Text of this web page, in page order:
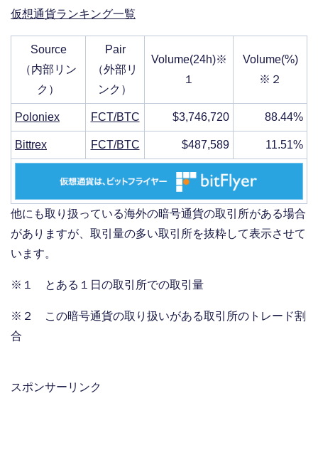
仮想通貨ランキング一覧
Source
（内部リン
ク）
Pair
（外部リ
ンク）
Volume(24h)※
１
Volume(%)
※２
Poloniex FCT/BTC $3,746,720 88.44%
Bittrex FCT/BTC $487,589 11.51%
他にも取り扱っている海外の暗号通貨の取引所がある場合
がありますが、取引量の多い取引所を抜粋して表示させて
います。
※１ とある１日の取引所での取引量
※２ この暗号通貨の取り扱いがある取引所のトレード割
合
スポンサーリンク